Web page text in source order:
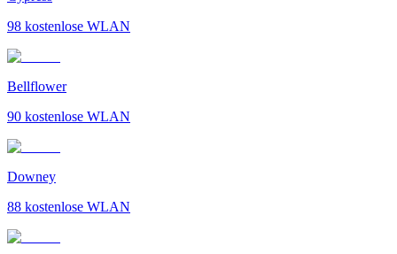
98 kostenlose WLAN
Bellflower
90 kostenlose WLAN
Downey
88 kostenlose WLAN